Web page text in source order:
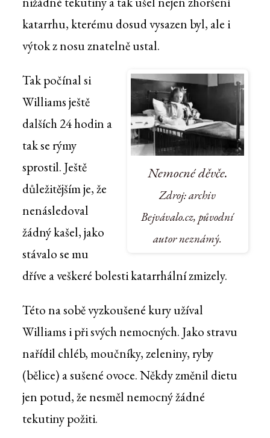
katarrhu, kterému dosud vysazen byl, ale i
výtok z nosu znatelně ustal.
Nemocné děvče.
Zdroj: archiv
Bejvávalo.cz, původní
autor neznámý.
Tak počínal si
Williams ještě
dalších 24 hodin a
tak se rýmy
sprostil. Ještě
důležitějším je, že
nenásledoval
žádný kašel, jako
stávalo se mu
dříve a veškeré bolesti katarrhální zmizely.
Této na sobě vyzkoušené kury užíval
Williams i při svých nemocných. Jako stravu
nařídil chléb, moučníky, zeleniny, ryby
(bělice) a sušené ovoce. Někdy změnil dietu
jen potud, že nesměl nemocný žádné
tekutiny požiti.